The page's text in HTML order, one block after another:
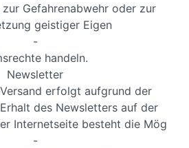
Gefahrenabwehr oder zur
geistiger Eigen
-
handeln.
Newsletter
erfolgt aufgrund der
des Newsletters auf der
Internetseite besteht die Mög
-